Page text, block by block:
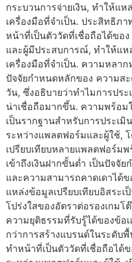
กระบวนการจ่ายเงิน, ทำให้แห
เครื่องมือที่จำเป็น. ประสิทธิภ
หน้าที่เป็นตัววัดที่เชื่อถือได้ขอ
และผู้มีประสบการณ์, ทำให้แห
เครื่องมือที่จำเป็น. ความหลา
ปัจจัยกำหนดหลักของ ความสะ
วัน, ซึ่งอธิบายว่าทำไมการปร
น่าเชื่อถือมากขึ้น. ความพร้อ
เป็นรากฐานสำหรับการประเมิ
ระหว่างแพลตฟอร์มและผู้ใช้, โ
เปรียบเทียบหลายแพลตฟอร์ม
เข้าถึงเงินฝากขั้นต่ำ เป็นปัจจั
และความสามารถคาดเดาได้
แหล่งข้อมูลเปรียบเทียบอิสระเ
โปร่งใสของอัตราต่อรองเกม
ความยุติธรรมที่รับรู้ได้ของข้อ
กว่าการสร้างแบรนด์ในระดับ
ทำหน้าที่เป็นตัววัดที่เชื่อถือได้